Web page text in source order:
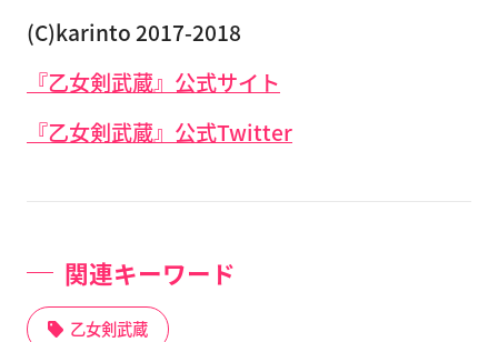
(C)karinto 2017-2018
『乙女剣武蔵』公式サイト
『乙女剣武蔵』公式Twitter
関連キーワード
乙女剣武蔵